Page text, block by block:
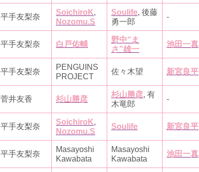
平手友梨奈
SoichiroK,
Nozomu.S
Soulife, 後藤
勇一郎
-
平手友梨奈 白戸佑輔
野中“ま
さ”雄一
池田一真
平手友梨奈
PENGUINS
PROJECT
佐々木望 新宮良平
菅井友香 杉山勝彦
杉山勝彦, 有
木竜郎
-
平手友梨奈
SoichiroK,
Nozomu.S
Soulife 新宮良平
平手友梨奈
Masayoshi
Kawabata
Masayoshi
Kawabata
池田一真